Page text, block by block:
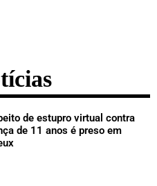
de estupro virtual contra
de 11 anos é preso em